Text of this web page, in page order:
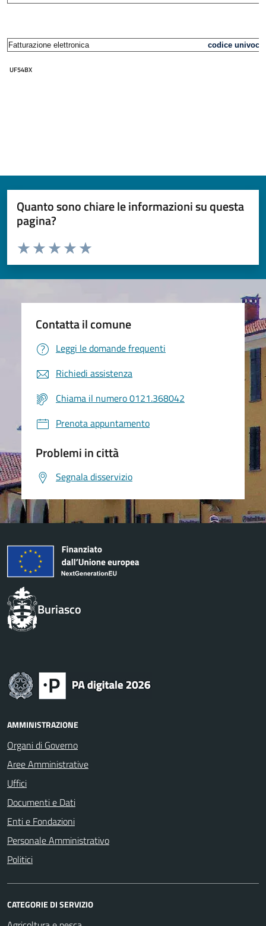
Fatturazione elettronica codice
UF54BX
Quanto sono chiare le informazioni su questa
pagina?
Valuta da 1 a 5 stelle la pagina
Valuta 5 stelle su 5
Valuta 4 stelle su 5
Valuta 3 stelle su 5
Valuta 2 stelle su 5
Valuta 1 stelle su 5
Contatta il comune
Leggi le domande frequenti
Richiedi assistenza
Chiama il numero 0121.368042
Prenota appuntamento
Problemi in città
Segnala disservizio
Buriasco
AMMINISTRAZIONE
Organi di Governo
Aree Amministrative
Uffici
Documenti e Dati
Enti e Fondazioni
Personale Amministrativo
Politici
CATEGORIE DI SERVIZIO